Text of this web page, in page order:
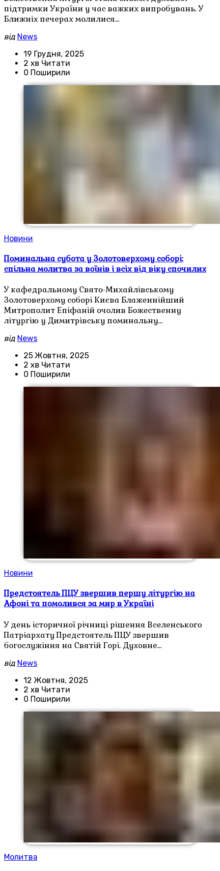
підтримки України у час важких випробувань. У
Ближніх печерах молилися…
від News
19 Грудня, 2025
2 хв Читати
0 Поширили
Новини
Поминальна субота у Золотоверхому соборі:
спільна молитва за воїнів і всіх від віку спочилих
У кафедральному Свято-Михайлівському
Золотоверхому соборі Києва Блаженнійший
Митрополит Епіфаній очолив Божественну
літургію у Димитрівську поминальну…
від News
25 Жовтня, 2025
2 хв Читати
0 Поширили
Новини
Предстоятель ПЦУ звершив першу літургію на
Афоні та помолився за мир в Україні
У день історичної річниці рішення Вселенського
Патріархату Предстоятель ПЦУ звершив
богослужіння на Святій Горі. Духовне…
від News
12 Жовтня, 2025
2 хв Читати
0 Поширили
Молитва